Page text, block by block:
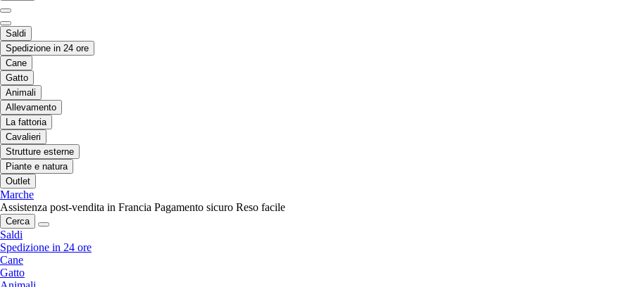
Saldi
Spedizione in 24 ore
Cane
Gatto
Animali
Allevamento
La fattoria
Cavalieri
Strutture esterne
Piante e natura
Outlet
Marche
Assistenza post-vendita in Francia Pagamento sicuro Reso facile
Cerca
Saldi
Spedizione in 24 ore
Cane
Gatto